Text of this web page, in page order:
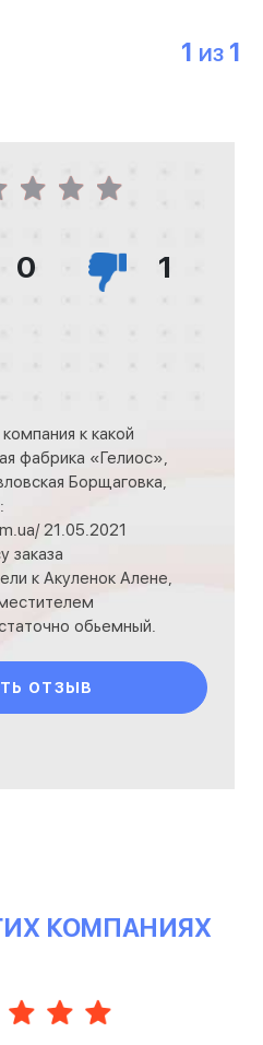
1 ИЗ 1
0 1
к какой
фабрика «Гелиос»,
Борщаговка,
21.05.2021
заказа
к Акуленок Алене,
обьемный.
дня…. Тиш
ОТЗЫВ
КОМПАНИЯХ